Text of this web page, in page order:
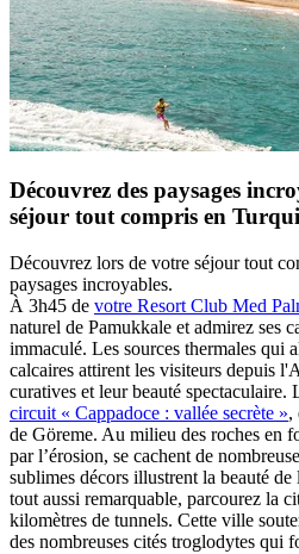
Découvrez des paysages
séjour tout compris en
Découvrez lors de votre séjour tout
paysages incroyables.
À 3h45 de votre Resort Club Med
naturel de Pamukkale et admirez ses
immaculé. Les sources thermales qui
calcaires attirent les visiteurs depuis
curatives et leur beauté spectaculaire.
circuit « Cappadoce : vallée secrète »,
de Göreme. Au milieu des roches en
par l’érosion, se cachent de
sublimes décors illustrent la beauté
tout aussi remarquable, parcourez la
kilomètres de tunnels. Cette ville
des nombreuses cités troglodytes qui